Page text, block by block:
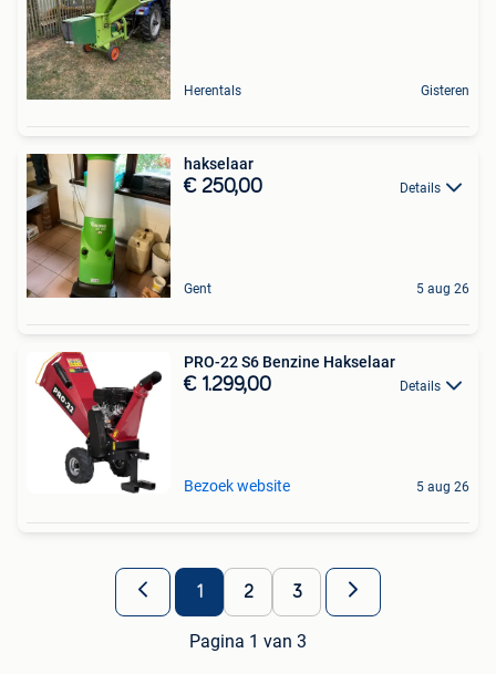
Herentals Gisteren
hakselaar
€ 250,00 Details
Gent 5 aug 26
PRO-22 S6 Benzine Hakselaar
€ 1.299,00 Details
Bezoek website 5 aug 26
1 2 3
Pagina 1 van 3